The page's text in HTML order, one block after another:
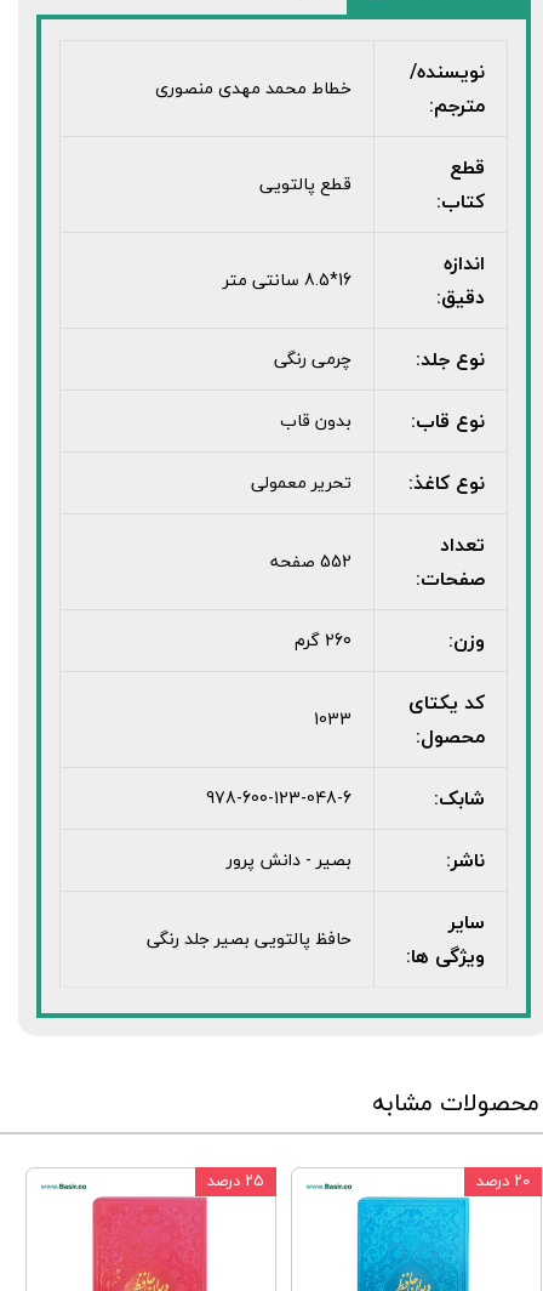
نویسنده/
مترجم:
خطاط محمد مهدی منصوری
قطع
کتاب:
قطع پالتویی
اندازه
دقیق:
16*8.5 سانتی متر
نوع جلد: چرمی رنگی
نوع قاب: بدون قاب
نوع کاغذ: تحریر معمولی
تعداد
صفحات:
552 صفحه
وزن: 260 گرم
کد یکتای
محصول:
1033
شابک: 978-600-123-048-6
ناشر: بصیر - دانش پرور
سایر
ویژگی ها:
حافظ پالتویی بصیر جلد رنگی
محصولات مشابه
۲۰ درصد ۲۵ درصد